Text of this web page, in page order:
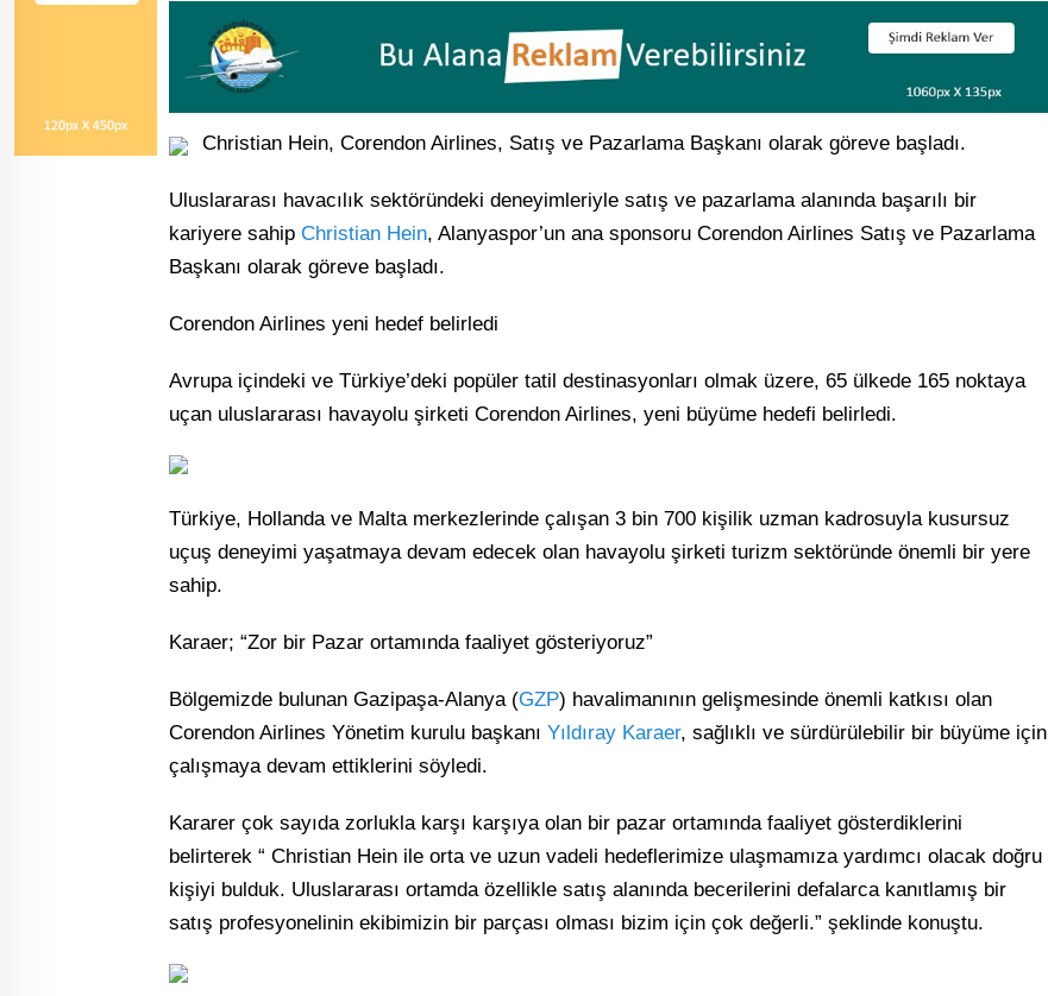
Christian Hein, Corendon Airlines, Satış ve Pazarlama Başkanı olarak göreve başladı.
Uluslararası havacılık sektöründeki deneyimleriyle satış ve pazarlama alanında başarılı bir
kariyere sahip Christian Hein, Alanyaspor’un ana sponsoru Corendon Airlines Satış ve Pazarlama
Başkanı olarak göreve başladı.
Corendon Airlines yeni hedef belirledi
Avrupa içindeki ve Türkiye’deki popüler tatil destinasyonları olmak üzere, 65 ülkede 165 noktaya
uçan uluslararası havayolu şirketi Corendon Airlines, yeni büyüme hedefi belirledi.
Türkiye, Hollanda ve Malta merkezlerinde çalışan 3 bin 700 kişilik uzman kadrosuyla kusursuz
uçuş deneyimi yaşatmaya devam edecek olan havayolu şirketi turizm sektöründe önemli bir yere
sahip.
Karaer; “Zor bir Pazar ortamında faaliyet gösteriyoruz”
Bölgemizde bulunan Gazipaşa-Alanya (GZP) havalimanının gelişmesinde önemli katkısı olan
Corendon Airlines Yönetim kurulu başkanı Yıldıray Karaer, sağlıklı ve sürdürülebilir bir büyüme için
çalışmaya devam ettiklerini söyledi.
Kararer çok sayıda zorlukla karşı karşıya olan bir pazar ortamında faaliyet gösterdiklerini
belirterek “ Christian Hein ile orta ve uzun vadeli hedeflerimize ulaşmamıza yardımcı olacak doğru
kişiyi bulduk. Uluslararası ortamda özellikle satış alanında becerilerini defalarca kanıtlamış bir
satış profesyonelinin ekibimizin bir parçası olması bizim için çok değerli.” şeklinde konuştu.